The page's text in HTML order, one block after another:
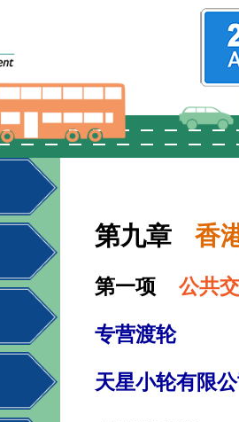
第九章 香
第一项 公共
专营渡轮
天星小轮有限公